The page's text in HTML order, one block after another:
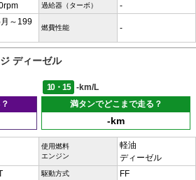
過給器（ターボ） -
～199
燃費性能 -
ディーゼル
10・15
-km/L
満タンでどこまで走る？
-km
使用燃料
エンジン
軽油
ディーゼル
駆動方式 FF